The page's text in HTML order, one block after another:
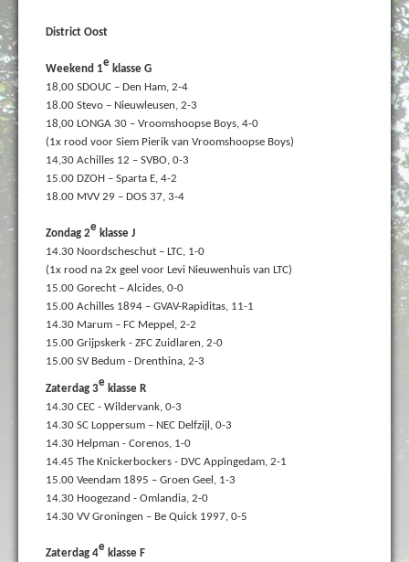
District Oost
Weekend 1e klasse G
18,00 SDOUC – Den Ham, 2-4
18.00 Stevo – Nieuwleusen, 2-3
18,00 LONGA 30 – Vroomshoopse Boys, 4-0
(1x rood voor Siem Pierik van Vroomshoopse Boys)
14,30 Achilles 12 – SVBO, 0-3
15.00 DZOH – Sparta E, 4-2
18.00 MVV 29 – DOS 37, 3-4
Zondag 2e klasse J
14.30 Noordscheschut – LTC, 1-0
(1x rood na 2x geel voor Levi Nieuwenhuis van LTC)
15.00 Gorecht – Alcides, 0-0
15.00 Achilles 1894 – GVAV-Rapiditas, 11-1
14.30 Marum – FC Meppel, 2-2
15.00 Grijpskerk - ZFC Zuidlaren, 2-0
15.00 SV Bedum - Drenthina, 2-3
Zaterdag 3e klasse R
14.30 CEC - Wildervank, 0-3
14.30 SC Loppersum – NEC Delfzijl, 0-3
14.30 Helpman - Corenos, 1-0
14.45 The Knickerbockers - DVC Appingedam, 2-1
15.00 Veendam 1895 – Groen Geel, 1-3
14.30 Hoogezand - Omlandia, 2-0
14.30 VV Groningen – Be Quick 1997, 0-5
Zaterdag 4e klasse F